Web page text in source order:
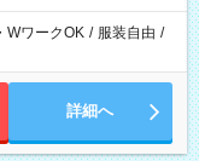
WワークOK / 服装自由 /
詳細へ